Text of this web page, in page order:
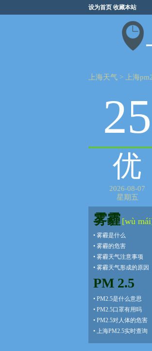
设为首页 收藏本站
上海天气 > 上海
25
优
2026-08-07
星期五
雾霾 [wù
• 雾霾是什么
• 雾霾的危害
• 雾霾天气注意事项
• 雾霾天气形成的原因
PM 2.5
• PM2.5是什么意思
• PM2.5口罩有用吗
• PM2.5对人体的危害
• 上海PM2.5实时查询